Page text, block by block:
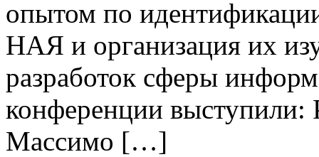
опытом по
НАЯ и организация их
разработок сферы
конференции
Массимо […]